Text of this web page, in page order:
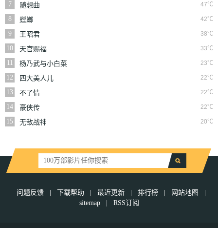
7
47℃
随想曲
8
42℃
螳螂
9
38℃
王昭君
10
33℃
天官赐福
11
23℃
杨乃武与小白菜
12
22℃
四大美人儿
13
22℃
不了情
14
22℃
豪侠传
15
20℃
无敌战神
问题反馈 下载帮助 最近更新 排行榜 网站地图
sitemap
RSS订阅